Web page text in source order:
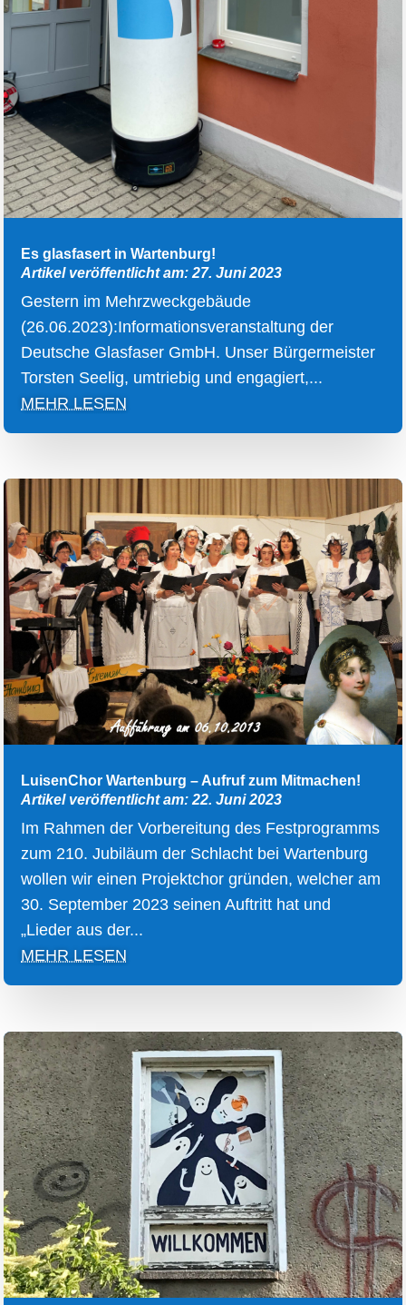
Es glasfasert in Wartenburg!
Artikel veröffentlicht am: 27. Juni 2023
Gestern im Mehrzweckgebäude
(26.06.2023):Informationsveranstaltung der
Deutsche Glasfaser GmbH. Unser Bürgermeister
Torsten Seelig, umtriebig und engagiert,...
MEHR LESEN
LuisenChor Wartenburg – Aufruf zum Mitmachen!
Artikel veröffentlicht am: 22. Juni 2023
Im Rahmen der Vorbereitung des Festprogramms
zum 210. Jubiläum der Schlacht bei Wartenburg
wollen wir einen Projektchor gründen, welcher am
30. September 2023 seinen Auftritt hat und
„Lieder aus der...
MEHR LESEN